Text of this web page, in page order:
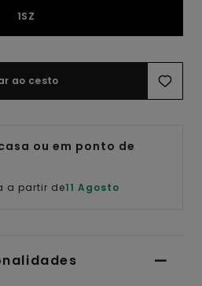
1SZ
ao cesto
ou em ponto de
a partir de11 Agosto